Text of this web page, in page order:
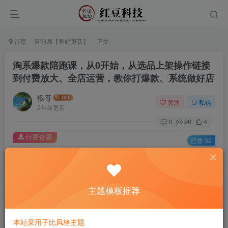
首页 冒泡网【整站更新】 正文
淘系爆款陪跑课，从0开始，从选品上架操作链接
到付费放大、全店运营，教你打爆款、系统做好店
猴哥
2年前更新
关注 私信
0 90 4
此内容为付费资源，请付费后查看
￥9.9
付费资源 已售 32
主题模板推荐
本站采用子比风格主题